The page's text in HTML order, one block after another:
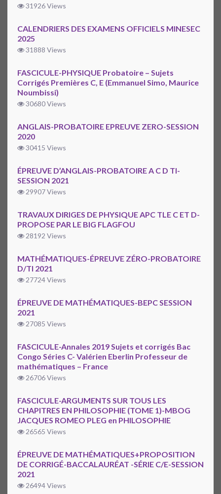
31926 Views
CALENDRIERS DES EXAMENS OFFICIELS MINESEC
2025
31888 Views
FASCICULE-PHYSIQUE Probatoire – Sujets
Corrigés Premières C, E (Emmanuel Simo, Maurice
Noumbissi)
30680 Views
ANGLAIS-PROBATOIRE EPREUVE ZERO-SESSION
2020
30415 Views
ÉPREUVE D’ANGLAIS-PROBATOIRE A C D TI-
SESSION 2021
29907 Views
TRAVAUX DIRIGES DE PHYSIQUE APC TLE C ET D-
PROPOSE PAR LE BIG FLAGFOU
28192 Views
MATHÉMATIQUES-ÉPREUVE ZÉRO-PROBATOIRE
D/TI 2021
27724 Views
ÉPREUVE DE MATHÉMATIQUES-BEPC SESSION
2021
27085 Views
FASCICULE-Annales 2019 Sujets et corrigés Bac
Congo Séries C- Valérien Eberlin Professeur de
mathématiques – France
26706 Views
FASCICULE-ARGUMENTS SUR TOUS LES
CHAPITRES EN PHILOSOPHIE (TOME 1)-MBOG
JACQUES ROMEO PLEG en PHILOSOPHIE
26565 Views
ÉPREUVE DE MATHÉMATIQUES+PROPOSITION
DE CORRIGÉ-BACCALAURÉAT -SÉRIE C/E-SESSION
2021
26494 Views